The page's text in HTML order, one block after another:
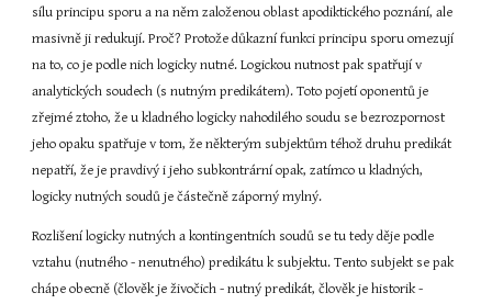
sílu principu sporu a na něm založenou oblast apodiktického poznání, ale
masivně ji redukují. Proč? Protože důkazní funkci principu sporu omezují
na to, co je podle nich logicky nutné. Logickou nutnost pak spatřují v
analytických soudech (s nutným predikátem). Toto pojetí oponentů je
zřejmé ztoho, že u kladného logicky nahodilého soudu se bezrozpornost
jeho opaku spatřuje v tom, že některým subjektům téhož druhu predikát
nepatří, že je pravdivý i jeho subkontrární opak, zatímco u kladných,
logicky nutných soudů je částečně záporný mylný.
Rozlišení logicky nutných a kontingentních soudů se tu tedy děje podle
vztahu (nutného - nenutného) predikátu k subjektu. Tento subjekt se pak
chápe obecně (člověk je živočich - nutný predikát, člověk je historik -